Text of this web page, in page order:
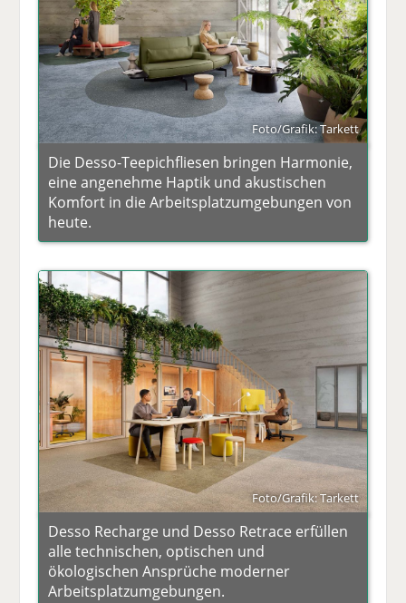
Foto/Grafik: Tarkett
Die Desso-Teepichfliesen bringen Harmonie,
eine angenehme Haptik und akustischen
Komfort in die Arbeitsplatzumgebungen von
heute.
Foto/Grafik: Tarkett
Desso Recharge und Desso Retrace erfüllen
alle technischen, optischen und
ökologischen Ansprüche moderner
Arbeitsplatzumgebungen.